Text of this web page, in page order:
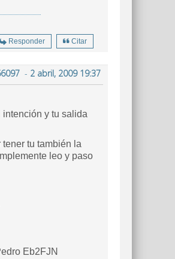
Responder Citar
- 2 abril, 2009 19:37
y tu salida
tu también la
leo y paso
Eb2FJN